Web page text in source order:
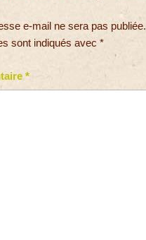
e-mail ne sera pas publiée.
sont indiqués avec *
*